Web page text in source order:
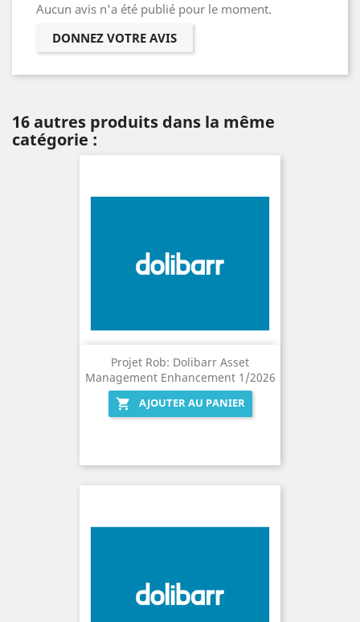
Aucun avis n'a été publié pour le moment.
DONNEZ VOTRE AVIS
16 autres produits dans la même
catégorie :
Projet Rob: Dolibarr Asset
Management Enhancement 1/2026

AJOUTER AU PANIER